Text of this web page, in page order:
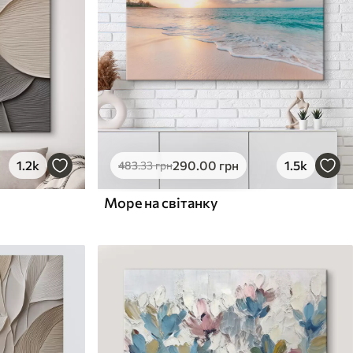
1.2k 483.33грн290.00 грн 1.5k
Море на світанку